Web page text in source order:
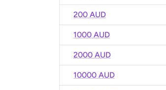
200 AUD
1000 AUD
2000 AUD
10000 AUD